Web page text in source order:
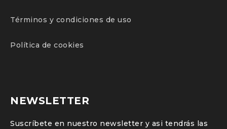
Términos y condiciones de uso
Política de cookies
NEWSLETTER
Suscríbete en nuestro newsletter y asi tendrás las